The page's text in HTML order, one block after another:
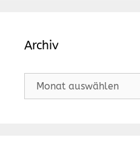
Archiv
Archiv